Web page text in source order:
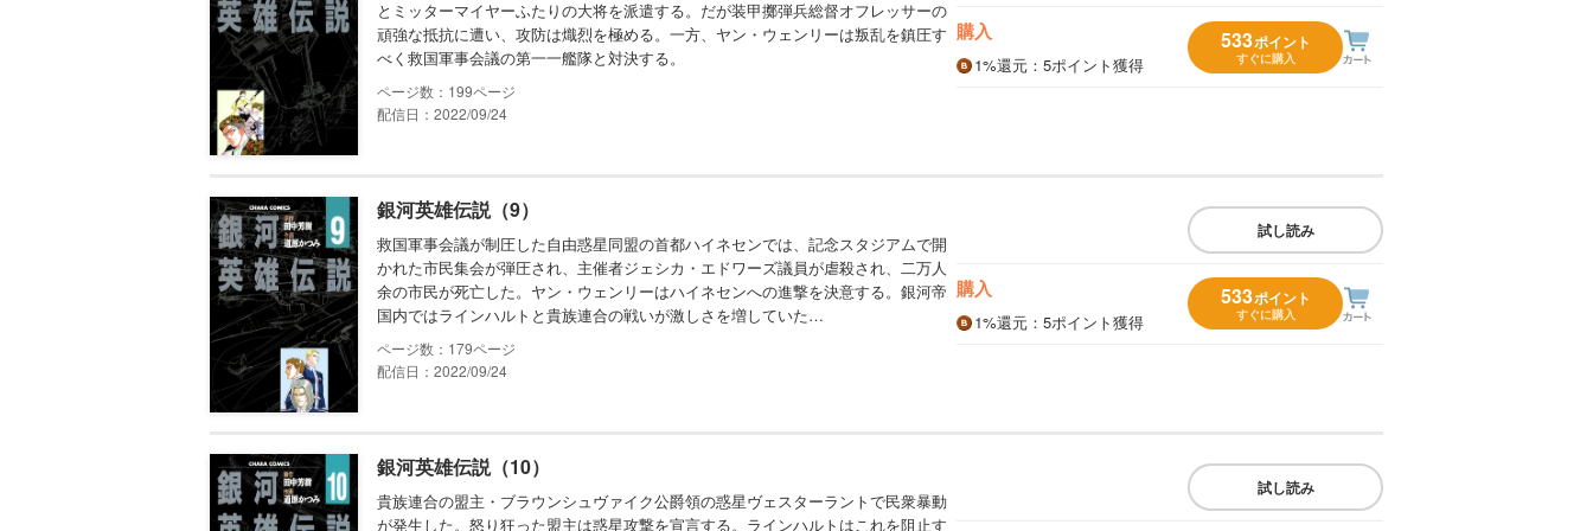
とミッターマイヤーふたりの大将を派遣する。だが装甲擲弾兵総督オフレッサーの
頑強な抵抗に遭い、攻防は熾烈を極める。一方、ヤン・ウェンリーは叛乱を鎮圧す
べく救国軍事会議の第一一艦隊と対決する。
199
配信日：2022/09/24
購入
1%還元 ：5ポイント獲得
533ポイント
すぐに購入
銀河英雄伝説（9）
救国軍事会議が制圧した自由惑星同盟の首都ハイネセンでは、記念スタジアムで開
かれた市民集会が弾圧され、主催者ジェシカ・エドワーズ議員が虐殺され、二万人
余の市民が死亡した。ヤン・ウェンリーはハイネセンへの進撃を決意する。銀河帝
国内ではラインハルトと貴族連合の戦いが激しさを増していた…
179
配信日：2022/09/24
試し読み
購入
1%還元 ：5ポイント獲得
533ポイント
すぐに購入
銀河英雄伝説（10）
貴族連合の盟主・ブラウンシュヴァイク公爵領の惑星ヴェスターラントで民衆暴動
が発生した。怒り狂った盟主は惑星攻撃を宣言する。ラインハルトはこれを阻止す
試し読み